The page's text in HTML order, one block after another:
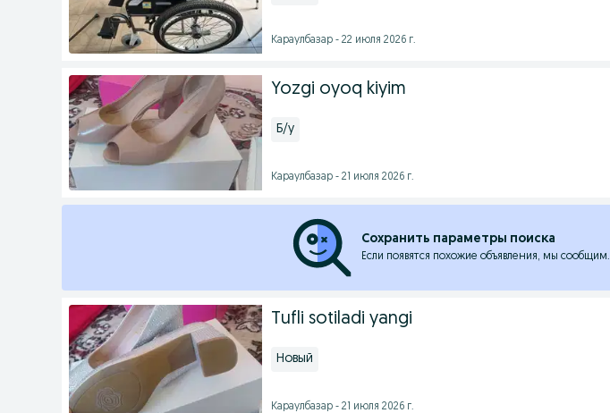
Караулбазар - 22 июля 2026 г.
Yozgi oyoq kiyim
Б/у
Караулбазар - 21 июля 2026 г.
Сохранить параметры поиска
Если появятся похожие объявления, мы сообщим.
Tufli sotiladi yangi
Новый
Караулбазар - 21 июля 2026 г.